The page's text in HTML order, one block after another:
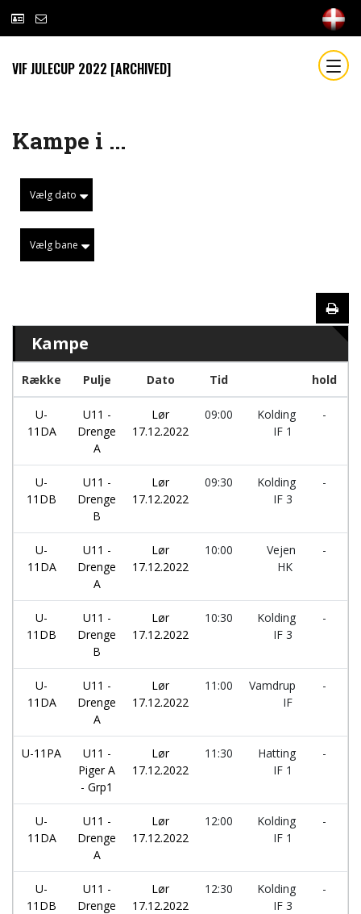
VIF JULECUP 2022 [ARCHIVED]
Kampe i ...
Vælg dato
Vælg bane
Kampe
Række Pulje Dato Tid hold
U-
11DA
U11 -
Drenge
A
Lør
17.12.2022
09:00
Kolding
IF 1
-
U-
11DB
U11 -
Drenge
B
Lør
17.12.2022
09:30
Kolding
IF 3
-
U-
11DA
U11 -
Drenge
A
Lør
17.12.2022
10:00
Vejen
HK
-
U-
11DB
U11 -
Drenge
B
Lør
17.12.2022
10:30
Kolding
IF 3
-
U-
11DA
U11 -
Drenge
A
Lør
17.12.2022
11:00
Vamdrup
IF
-
U-11PA
U11 -
Piger A
- Grp1
Lør
17.12.2022
11:30
Hatting
IF 1
-
U-
11DA
U11 -
Drenge
A
Lør
17.12.2022
12:00
Kolding
IF 1
-
U-
11DB
U11 -
Drenge
Lør
17.12.2022
12:30
Kolding
IF 3
-